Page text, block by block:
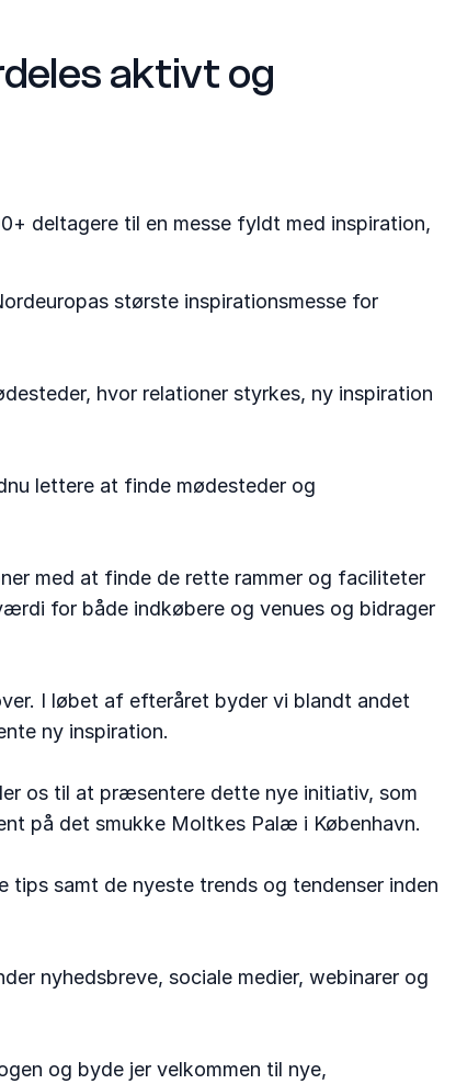
aktivt og
deltagere til en messe fyldt med inspiration,
største inspirationsmesse for
hvor relationer styrkes, ny inspiration
lettere at finde mødesteder og
med at finde de rette rammer og faciliteter
for både indkøbere og venues og bidrager
I løbet af efteråret byder vi blandt andet
ny inspiration.
os til at præsentere dette nye initiativ, som
på det smukke Moltkes Palæ i København.
tips samt de nyeste trends og tendenser inden
nyhedsbreve, sociale medier, webinarer og
og byde jer velkommen til nye,